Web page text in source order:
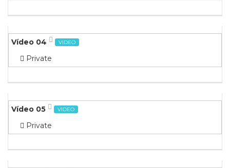
Vídeo 04 VIDEO
Private
Vídeo 05 VIDEO
Private